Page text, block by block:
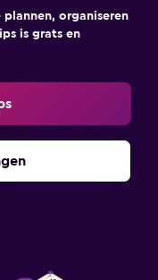
organiseren
is grats en